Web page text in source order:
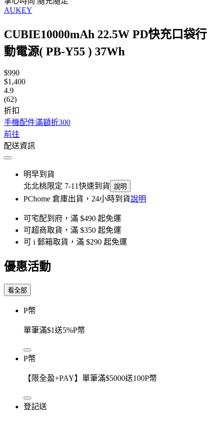
AUKEY
CUBIE10000mAh 22.5W PD快充口袋行
動電源( PB-Y55 ) 37Wh
$990
$1,400
4.9
(62)
折扣
手機配件滿額折300
前往
配送資訊
明早到貨
北北桃限定 7-11快速到貨 說明
PChome 倉庫出貨，24小時到貨說明
可宅配到府，滿 $490 起免運
可超商取貨，滿 $350 起免運
可 i 郵箱取貨，滿 $290 起免運
優惠活動
看全部
P幣
單筆滿$1送5%P幣
P幣
【限全盈+PAY】單筆滿$5000送100P幣
登記送